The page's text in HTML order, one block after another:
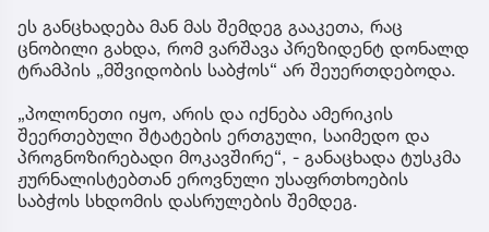
ეს განცხადება მან მას შემდეგ გააკეთა, რაც
ცნობილი გახდა, რომ ვარშავა პრეზიდენტ დონალდ
ტრამპის „მშვიდობის საბჭოს“ არ შეუერთდებოდა.
„პოლონეთი იყო, არის და იქნება ამერიკის
შეერთებული შტატების ერთგული, საიმედო და
პროგნოზირებადი მოკავშირე“, - განაცხადა ტუსკმა
ჟურნალისტებთან ეროვნული უსაფრთხოების
საბჭოს სხდომის დასრულების შემდეგ.